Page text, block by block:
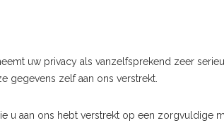
uw privacy als vanzelfsprekend zeer
gegevens zelf aan ons verstrekt.
u aan ons hebt verstrekt op een zorgvuldige